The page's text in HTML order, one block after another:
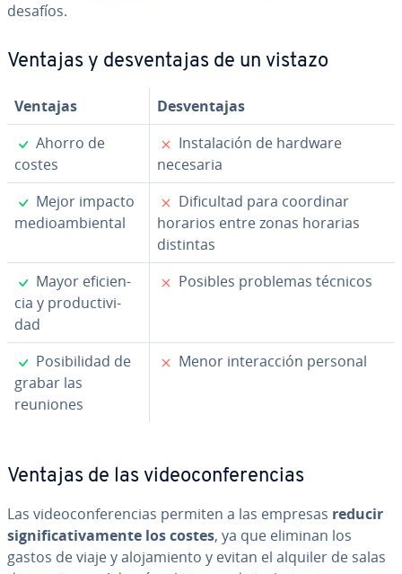
desafíos.
Ventajas y de­s­ve­n­ta­jas de un vistazo
Ventajas
De­s­ve­n­ta­jas
✓
Ahorro de
costes
✗
In­s­ta­la­ción de hardware
necesaria
✓
Mejor impacto
me­dioa­m­bie­n­tal
✗
Di­fi­cu­l­tad para coordinar
horarios entre zonas horarias
distintas
✓
Mayor efi­cie­n­
cia y pro­du­c­ti­vi­
dad
✗
Posibles problemas técnicos
✓
Po­si­bi­li­dad de
grabar las
reuniones
✗
Menor in­ter­ac­ción personal
Ventajas de las vi­deo­co­n­fe­re­n­cias
Las vi­deo­co­n­fe­re­n­cias permiten a las empresas reducir
si­g­ni­fi­ca­ti­va­me­n­te los costes, ya que eliminan los
gastos de viaje y alo­ja­mie­n­to y evitan el alquiler de salas